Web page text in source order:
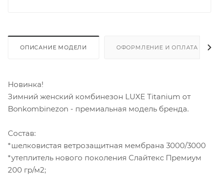
ОПИСАНИЕ МОДЕЛИ ОФОРМЛЕНИЕ И ОПЛАТА
Новинка!
Зимний женский комбинезон LUXE Titanium от
Bonkombinezon - премиальная модель бренда.
Состав:
*шелковистая ветрозащитная мембрана 3000/3000
*утеплитель нового поколения Слайтекс Премиум
200 гр/м2;